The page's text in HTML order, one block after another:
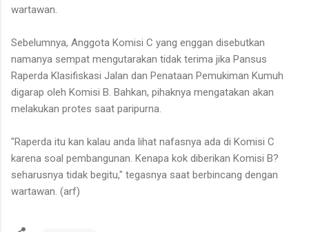
wartawan.
Sebelumnya, Anggota Komisi C yang enggan disebutkan
namanya sempat mengutarakan tidak terima jika Pansus
Raperda Klasifiskasi Jalan dan Penataan Pemukiman Kumuh
digarap oleh Komisi B. Bahkan, pihaknya mengatakan akan
melakukan protes saat paripurna.
"Raperda itu kan kalau anda lihat nafasnya ada di Komisi C
karena soal pembangunan. Kenapa kok diberikan Komisi B?
seharusnya tidak begitu," tegasnya saat berbincang dengan
wartawan. (arf)